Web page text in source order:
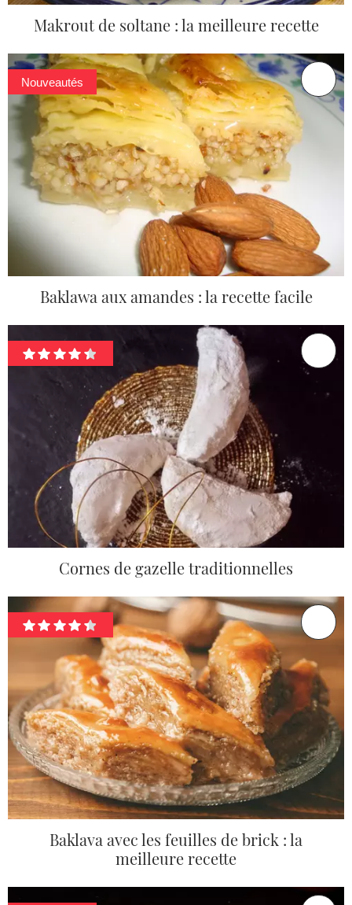
Makrout de soltane : la meilleure recette
Nouveautés
Baklawa aux amandes : la recette facile
Cornes de gazelle traditionnelles
Baklava avec les feuilles de brick : la
meilleure recette